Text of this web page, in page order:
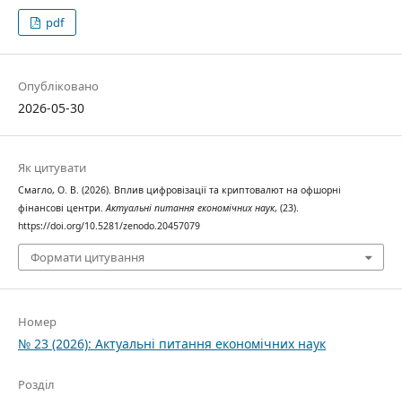
pdf
Опубліковано
2026-05-30
Як цитувати
Смагло, О. В. (2026). Вплив цифровізації та криптовалют на офшорні
фінансові центри.Актуальні питання економічних наук, (23).
https://doi.org/10.5281/zenodo.20457079
Формати цитування
Номер
№ 23 (2026): Актуальні питання економічних наук
Розділ